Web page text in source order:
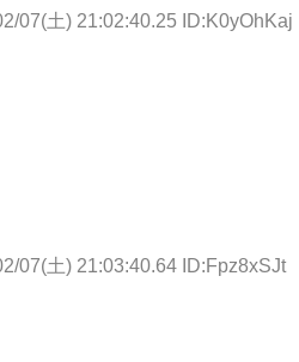
07(土) 21:02:40.25 ID:K0yOhKaj
07(土) 21:03:40.64 ID:Fpz8xSJt